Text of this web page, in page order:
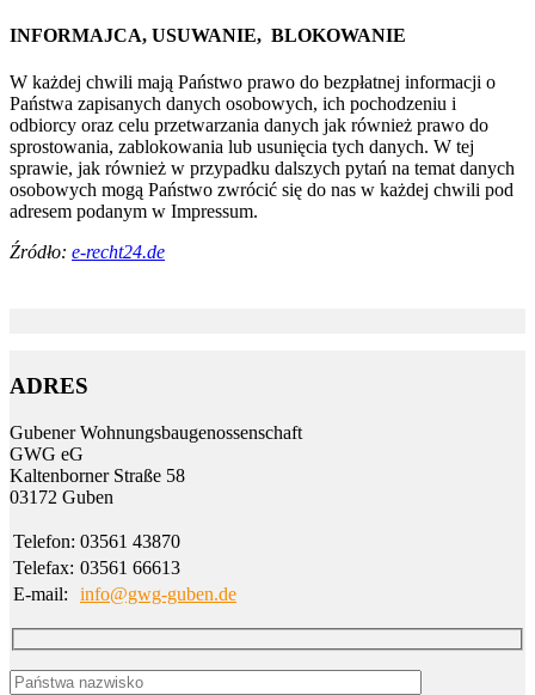
INFORMAJCA, USUWANIE, BLOKOWANIE
W każdej chwili mają Państwo prawo do bezpłatnej informacji o
Państwa zapisanych danych osobowych, ich pochodzeniu i
odbiorcy oraz celu przetwarzania danych jak również prawo do
sprostowania, zablokowania lub usunięcia tych danych. W tej
sprawie, jak również w przypadku dalszych pytań na temat danych
osobowych mogą Państwo zwrócić się do nas w każdej chwili pod
adresem podanym w Impressum.
Źródło: e-recht24.de
ADRES
Gubener Wohnungs­bau­genossen­schaft
GWG eG
Kalten­borner Straße 58
03172 Guben
Telefon: 03561 43870
Telefax: 03561 66613
E-mail:
info@gwg-guben.de